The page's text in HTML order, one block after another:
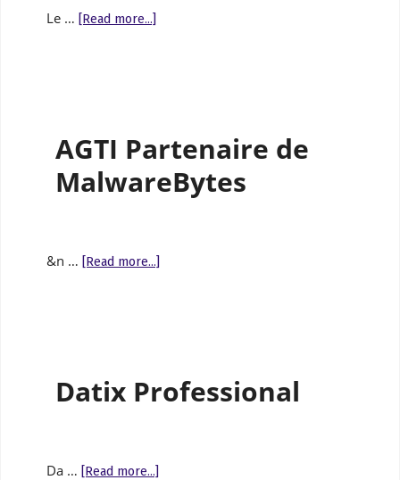
Le … [Read more...]
AGTI Partenaire de
MalwareBytes
&n … [Read more...]
Datix Professional
Da … [Read more...]